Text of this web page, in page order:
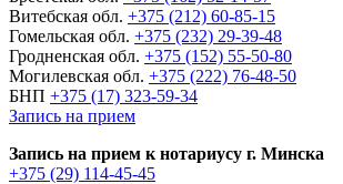
Витебская обл. +375 (212) 60-85-15
Гомельская обл. +375 (232) 29-39-48
Гродненская обл. +375 (152) 55-50-80
Могилевская обл. +375 (222) 76-48-50
БНП +375 (17) 323-59-34
Запись на прием
Запись на прием к нотариусу г. Минска
+375 (29) 114-45-45